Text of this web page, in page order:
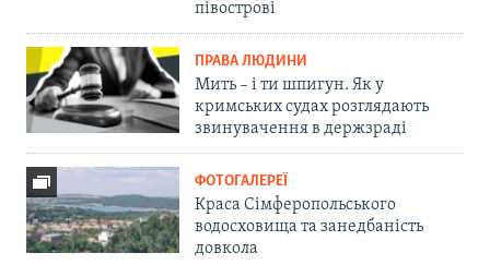
півострові
ПРАВА ЛЮДИНИ
Мить – і ти шпигун. Як у
кримських судах розглядають
звинувачення в держзраді
ФОТОГАЛЕРЕЇ
Краса Сімферопольського
водосховища та занедбаність
довкола